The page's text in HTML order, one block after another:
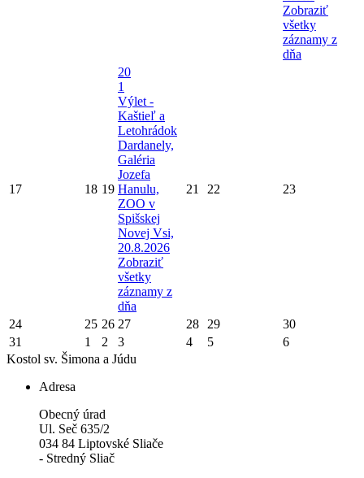
Zobraziť
všetky
záznamy z
dňa
17 18 19
20
1
Výlet -
Kaštieľ a
Letohrádok
Dardanely,
Galéria
Jozefa
Hanulu,
ZOO v
Spišskej
Novej Vsi,
20.8.2026
Zobraziť
všetky
záznamy z
dňa
21 22 23
24 25 26 27 28 29
30
31
1 2 3 4 5
6
Kostol sv. Šimona a Júdu
Adresa
Obecný úrad
Ul. Seč 635/2
034 84 Liptovské Sliače
- Stredný Sliač